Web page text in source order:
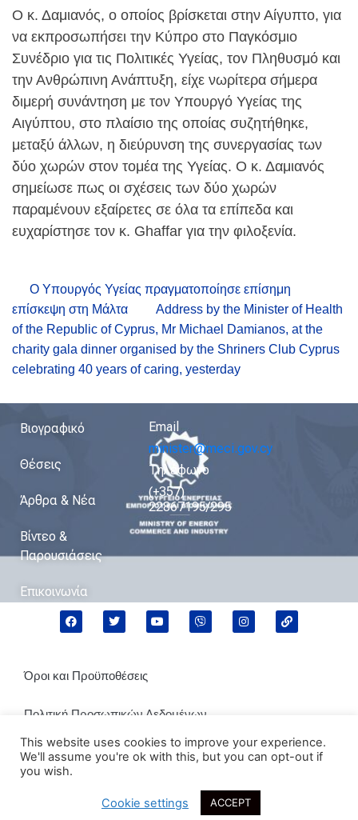
Ο κ. Δαμιανός, ο οποίος βρίσκεται στην Αίγυπτο, για
να εκπροσωπήσει την Κύπρο στο Παγκόσμιο
Συνέδριο για τις Πολιτικές Υγείας, τον Πληθυσμό και
την Ανθρώπινη Ανάπτυξη, είχε νωρίτερα σήμερα
διμερή συνάντηση με τον Υπουργό Υγείας της
Αιγύπτου, στο πλαίσιο της οποίας συζητήθηκε,
μεταξύ άλλων, η διεύρυνση της συνεργασίας των
δύο χωρών στον τομέα της Υγείας. Ο κ. Δαμιανός
σημείωσε πως οι σχέσεις των δύο χωρών
παραμένουν εξαίρετες σε όλα τα επίπεδα και
ευχαρίστησε τον κ. Ghaffar για την φιλοξενία.
Ο Υπουργός Υγείας πραγματοποίησε επίσημη
επίσκεψη στη Μάλτα
Address by the Minister of Health
of the Republic of Cyprus, Mr Michael Damianos, at the
charity gala dinner organised by the Shriners Club Cyprus
celebrating 40 years of caring, yesterday
Βιογραφικό
Θέσεις
Άρθρα & Νέα
Βίντεο &
Παρουσιάσεις
Επικοινωνία
Email
minister@meci.gov.cy
Τηλέφωνο
(+357)
22867195/295
Όροι και Προϋποθέσεις
Πολιτική Προσωπικών Δεδομένων
Πολιτική Cookies
2021 © Μιχάλης Δαμιανός. All rights reserved
This website uses cookies to improve your experience.
We'll assume you're ok with this, but you can opt-out if
you wish.
Cookie settings ACCEPT